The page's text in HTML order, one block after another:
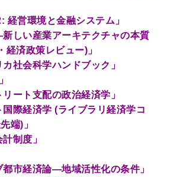
ザイン・音楽
テリアデザイン・建築デザイン
住宅建築
写真 ・絵画 ・美術
建築構造
彫刻・工芸
音楽書
西洋の建築
・コンピュータ書籍
経営環境と金融システム」
新しい産業アーキテクチャの本質
経済政策レビュー)」
カ社会科学ハンドブック」
リート支配の政治経済学」
国際経済学 (ライブラリ経済学コ
端)」
制度」
都市経済論―地域活性化の条件」